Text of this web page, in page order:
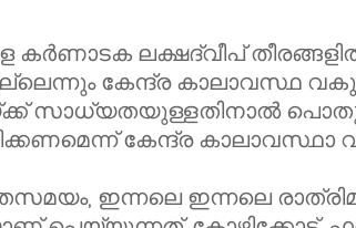
കർണാടക ലക്ഷദ്വീപ്
കേന്ദ്ര കാലാവസ്ഥ
സാധ്യതയുള്ളതിനാൽ
കേന്ദ്ര കാലാവസ്ഥാ
ഇന്നലെ ഇന്നലെ